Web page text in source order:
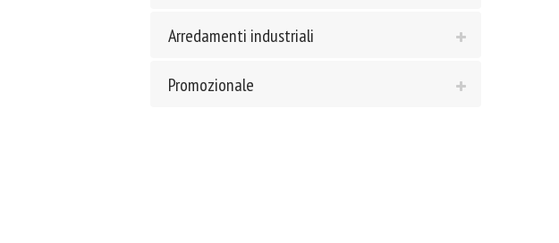
Arredamenti industriali
Promozionale